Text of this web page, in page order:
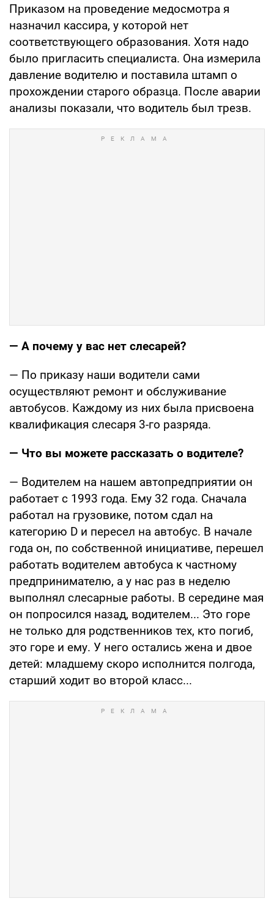
Приказом на проведение медосмотра я
назначил кассира, у которой нет
соответствующего образования. Хотя надо
было пригласить специалиста. Она измерила
давление водителю и поставила штамп о
прохождении старого образца. После аварии
анализы показали, что водитель был трезв.
— А почему у вас нет слесарей?
— По приказу наши водители сами
осуществляют ремонт и обслуживание
автобусов. Каждому из них была присвоена
квалификация слесаря 3-го разряда.
— Что вы можете рассказать о водителе?
— Водителем на нашем автопредприятии он
работает с 1993 года. Ему 32 года. Сначала
работал на грузовике, потом сдал на
категорию D и пересел на автобус. В начале
года он, по собственной инициативе, перешел
работать водителем автобуса к частному
предпринимателю, а у нас раз в неделю
выполнял слесарные работы. В середине мая
он попросился назад, водителем... Это горе
не только для родственников тех, кто погиб,
это горе и ему. У него остались жена и двое
детей: младшему скоро исполнится полгода,
старший ходит во второй класс...